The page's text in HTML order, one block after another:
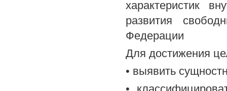
характеристик
развития
Федерации
Для достижения
• выявить